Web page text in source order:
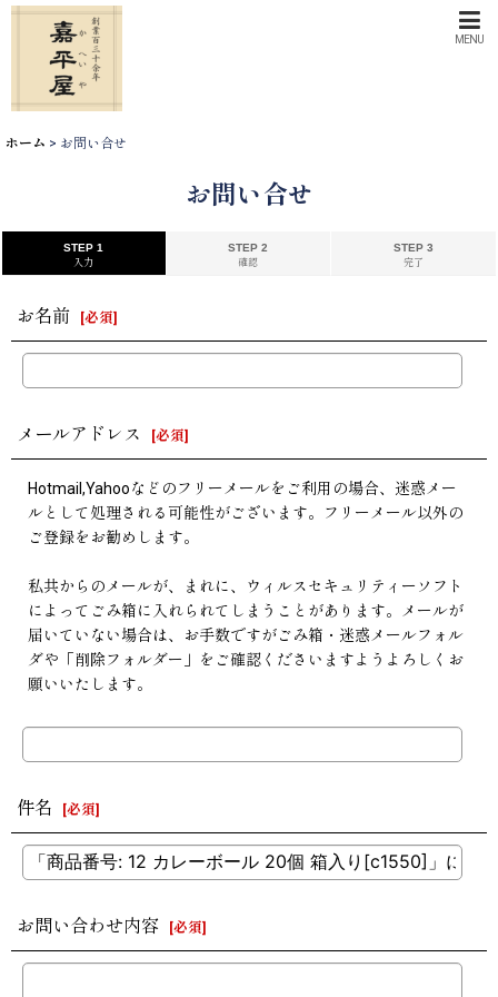
MENU
ホーム > お問い合せ
お問い合せ
STEP 1
入力
STEP 2
確認
STEP 3
完了
お名前 [必須]
メールアドレス [必須]
Hotmail,Yahooなどのフリーメールをご利用の場合、迷惑メー
ルとして処理される可能性がございます。フリーメール以外の
ご登録をお勧めします。
私共からのメールが、まれに、ウィルスセキュリティーソフト
によってごみ箱に入れられてしまうことがあります。メールが
届いていない場合は、お手数ですがごみ箱・迷惑メールフォル
ダや「削除フォルダー」をご確認くださいますようよろしくお
願いいたします。
件名 [必須]
お問い合わせ内容 [必須]